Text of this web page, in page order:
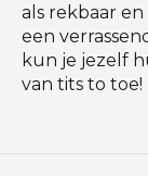
als rekbaar
een
kun je jezelf
van tits to toe!